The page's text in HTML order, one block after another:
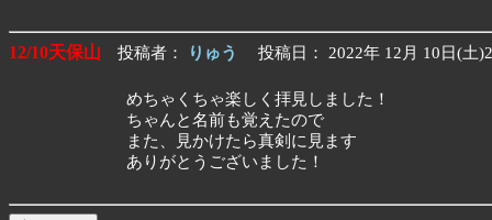
12/10天保山 投稿者： りゅう 投稿日： 2022年 12月 10日(土
めちゃくちゃ楽しく拝見しました！
ちゃんと名前も覚えたので
また、見かけたら真剣に見ます
ありがとうございました！